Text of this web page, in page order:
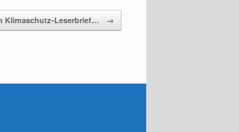
Klimaschutz-Leserbrief… →